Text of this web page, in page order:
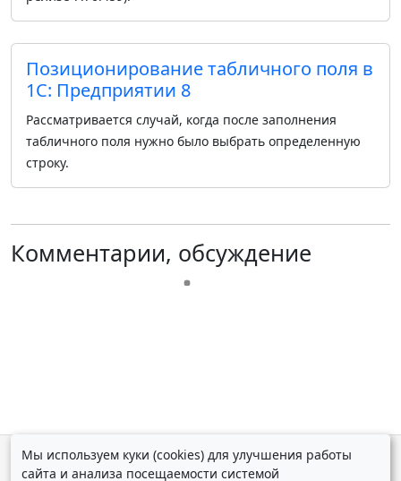
Позиционирование табличного поля в
1С: Предприятии 8
Рассматривается случай, когда после заполнения
табличного поля нужно было выбрать определенную
строку.
Комментарии, обсуждение
Мы используем куки (cookies) для улучшения работы
сайта и анализа посещаемости системой
© Дмитрий Косолапов 2007 — 2026.Старая версия